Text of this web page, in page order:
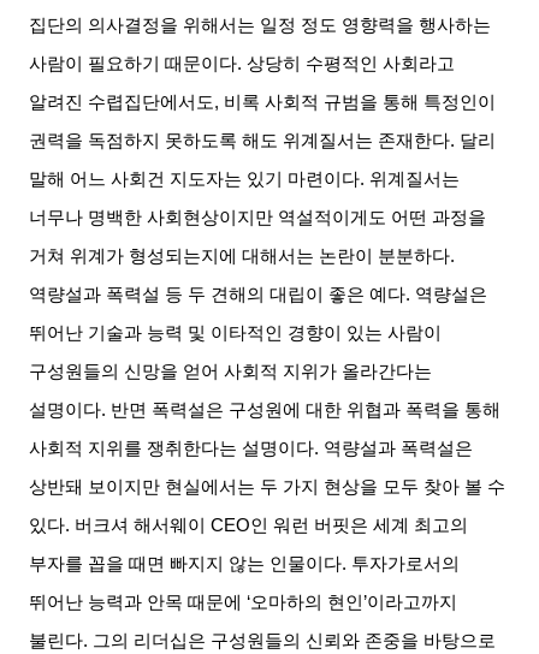
집단의 의사결정을 위해서는 일정 정도 영향력을 행사하는
사람이 필요하기 때문이다.상당히 수평적인 사회라고
알려진 수렵집단에서도, 비록 사회적 규범을 통해 특정인이
권력을 독점하지 못하도록 해도 위계질서는 존재한다. 달리
말해 어느 사회건 지도자는 있기 마련이다. 위계질서는
너무나 명백한 사회현상이지만 역설적이게도 어떤 과정을
거쳐 위계가 형성되는지에 대해서는 논란이 분분하다.
역량설과 폭력설 등 두 견해의 대립이 좋은 예다. 역량설은
뛰어난 기술과 능력 및 이타적인 경향이 있는 사람이
구성원들의 신망을 얻어 사회적 지위가 올라간다는
설명이다. 반면 폭력설은 구성원에 대한 위협과 폭력을 통해
사회적 지위를 쟁취한다는 설명이다. 역량설과 폭력설은
상반돼 보이지만 현실에서는 두 가지 현상을 모두 찾아 볼 수
있다. 버크셔 해서웨이 CEO인 워런 버핏은 세계 최고의
부자를 꼽을 때면 빠지지 않는 인물이다. 투자가로서의
뛰어난 능력과 안목 때문에
‘오마하의 현인 ’이라고까지
불린다. 그의 리더십은 구성원들의 신뢰와 존중을 바탕으로